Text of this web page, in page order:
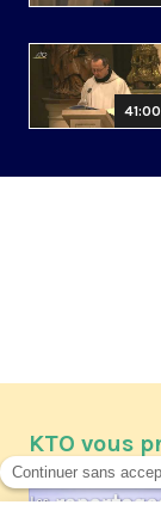
41:00
KTO vous